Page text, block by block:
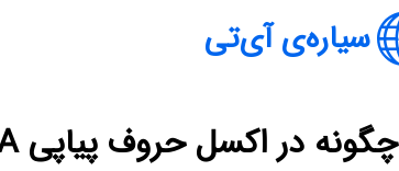
سیاره‌ی آی‌تی
چگونه در اکسل حروف پیاپی A الی Z را به سرعت در سلول‌ها تایپ کنیم؟